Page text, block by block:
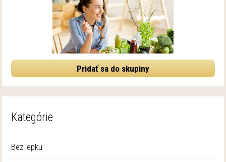
Pridať sa do skupiny
Kategórie
Bez lepku